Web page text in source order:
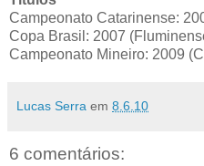
Campeonato Catarinense:
Copa Brasil: 2007
Campeonato Mineiro: 2009
Lucas Serra em 8.6.10
6 comentários: